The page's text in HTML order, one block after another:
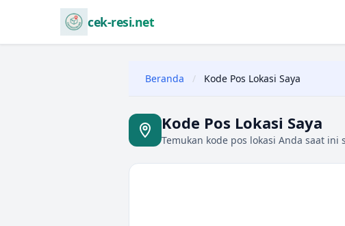
cek-resi.net
Beranda / Kode Pos Lokasi Saya
Kode Pos Lokasi Saya
Temukan kode pos lokasi Anda saat ini